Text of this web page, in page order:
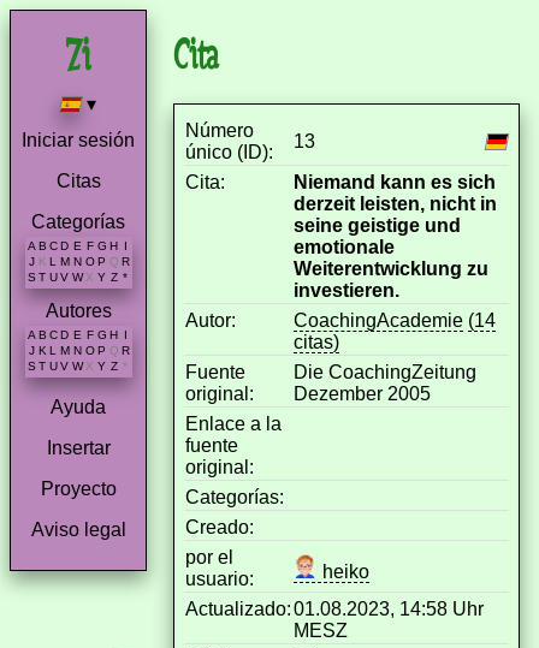
▾
Iniciar sesión
Citas
Categorías
A B C D E F G H I
J K L M N O P Q R
S T U V W X Y Z *
Autores
A B C D E F G H
J K L M N O P Q R
S T U V W X Y Z *
Ayuda
Insertar
Proyecto
Aviso legal
Cita
Número
único (ID):
13
Cita:
Niemand kann es sich
derzeit leisten, nicht in
seine geistige und
emotionale
Weiterentwicklung zu
investieren.
Autor:
CoachingAcademie (14
citas)
Fuente
original:
Die CoachingZeitung
Dezember 2005
Enlace a la
fuente
original:
Categorías:
Creado:
por el
usuario:
heiko
Actualizado:01.08.2023, 14:58 Uhr
MESZ